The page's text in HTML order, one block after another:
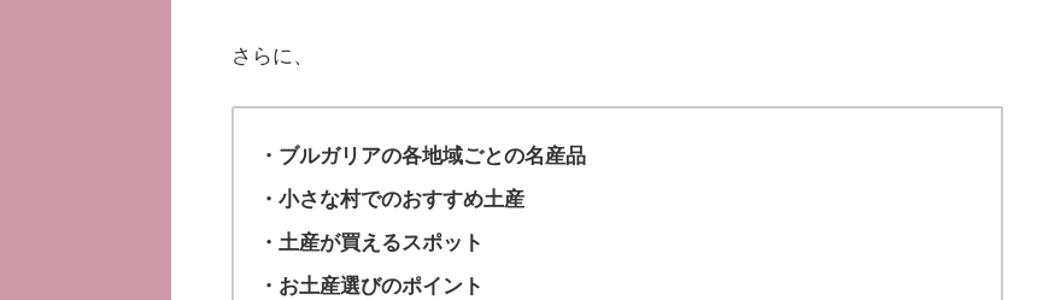
さらに、
・ブルガリアの各地域ごとの名産品
・小さな村でのおすすめ土産
・土産が買えるスポット
・お土産選びのポイント